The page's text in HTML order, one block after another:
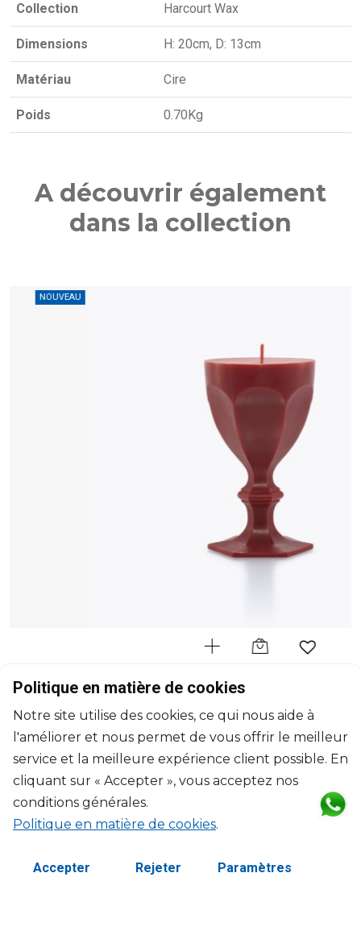
Collection Harcourt Wax
Dimensions H: 20cm, D: 13cm
Matériau Cire
Poids 0.70Kg
A découvrir également
dans la collection
BACCARAT
Bougie Verre Rouge
H: 20cm, D: 13cm
$161
Politique en matière de cookies
Notre site utilise des cookies, ce qui nous aide à
l'améliorer et nous permet de vous offrir le meilleur
service et la meilleure expérience client possible. En
cliquant sur « Accepter », vous acceptez nos
conditions générales.
Politique en matière de cookies.
Accepter Rejeter Paramètres